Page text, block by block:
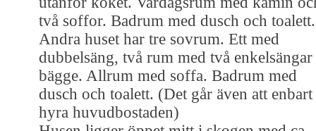
två soffor. Badrum med dusch och toalett.
Andra huset har tre sovrum. Ett med
dubbelsäng, två rum med två
bägge. Allrum med soffa. Badrum med
dusch och toalett. (Det går även att enbart
hyra huvudbostaden)